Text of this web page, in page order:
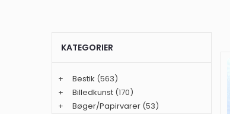
KATEGORIER
+ Bestik (563)
+
Billedkunst (170)
+
Bøger/Papirvarer (53)